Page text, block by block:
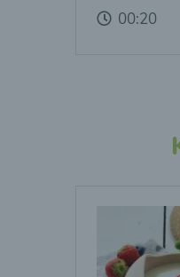
00:20